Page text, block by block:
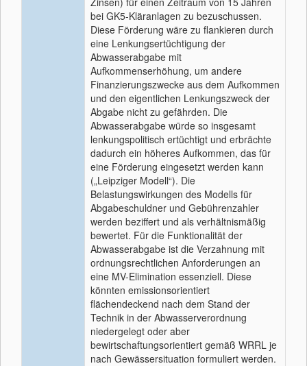
bei GK5-Kläranlagen zu bezuschussen.
Diese Förderung wäre zu flankieren durch
eine Lenkungsertüchtigung der
Abwasserabgabe mit
Aufkommenserhöhung, um andere
Finanzierungszwecke aus dem Aufkommen
und den eigentlichen Lenkungszweck der
Abgabe nicht zu gefährden. Die
Abwasserabgabe würde so insgesamt
lenkungspolitisch ertüchtigt und erbrächte
dadurch ein höheres Aufkommen, das für
eine Förderung eingesetzt werden kann
(„Leipziger Modell“). Die
Belastungswirkungen des Modells für
Abgabeschuldner und Gebührenzahler
werden beziffert und als verhältnismäßig
bewertet. Für die Funktionalität der
Abwasserabgabe ist die Verzahnung mit
ordnungsrechtlichen Anforderungen an
eine MV-Elimination essenziell. Diese
könnten emissionsorientiert
flächendeckend nach dem Stand der
Technik in der Abwasserverordnung
niedergelegt oder aber
bewirtschaftungsorientiert gemäß WRRL je
nach Gewässersituation formuliert werden.